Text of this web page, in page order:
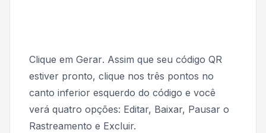
Clique em Gerar. Assim que seu código QR
estiver pronto, clique nos três pontos no
canto inferior esquerdo do código e você
verá quatro opções: Editar, Baixar, Pausar o
Rastreamento e Excluir.